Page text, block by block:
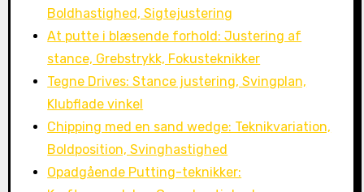
Boldhastighed, Sigtejustering
At putte i blæsende forhold: Justering af
stance, Grebstrykk, Fokusteknikker
Tegne Drives: Stance justering, Svingplan,
Klubflade vinkel
Chipping med en sand wedge: Teknikvariation,
Boldposition, Svinghastighed
Opadgående Putting-teknikker: